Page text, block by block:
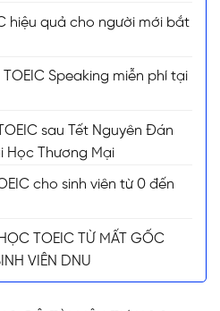
hiệu quả cho người mới bắt
Speaking miễn phí tại
sau Tết Nguyên Đán
Học Thương Mại
cho sinh viên từ 0 đến
TOEIC TỪ MẤT GỐC
VIÊN DNU